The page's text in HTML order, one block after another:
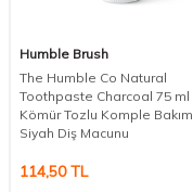
Humble Brush
The Humble Co Natural
Toothpaste Charcoal 75 ml
Kömür Tozlu Komple Bakım
Siyah Diş Macunu
114,50TL